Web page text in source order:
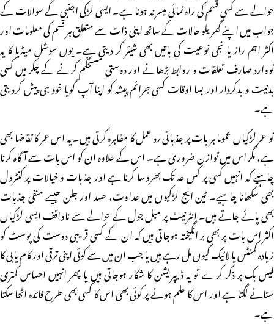
حوالے سے کسی قسم کی راہ نمائی میسر نہ ہونا ہے۔ ایسی لڑکی اجنبی کے سوالات کے
جواب میں اپنے گھریلو حالات کے ساتھ اپنی ذات سے متعلق ہر قسم کی معلومات اور
اکثر اہم راز یا نجی نوعیت کی باتیں بھی شیئر کر دیتی ہے۔ یوں سوشل میڈیا کا یہ
نووارد صارف تعلقات و روابط بڑھانے اور دوستی مستحکم کرنے کے چکر میں کسی
بدنیت و بدکردار اور بسا اوقات کسی جرائم پیشہ کو اپنا آپ گویا خود ہی پیش کردیتی
ہے۔
نو عمر لڑکیاں عموما ہر بات پر جذباتی رد عمل کا مظاہرہ کرتی ہیں۔ یہ اس عمر کا تقاضا بھی
ہے، مگر اس میں توازن ضروری ہے۔ اس کے علاوہ ان کو اس بات سے آگاہ کرنا
چاہیے کہ انہیں کسی پر کس حد تک بھروسا کرنا ہے اور جذبات و خیالات پر کنٹرول
بھی سکھانا چاہیے۔ ٹین ایج لڑکیوں میں عداوت، حسد اور جلن جیسے منفی جذبات
بھی پائے جاتے ہیں۔ انٹرنیٹ پر میل جول کے حوالے سے ناواقف ایسی لڑکیاں
اکثر اس بات پر بھی بر انگیختہ ہوجاتی ہیں کہ ان کے کسی قریبی دوست کی پوسٹ کو
زیادہ کمنٹس یا لائیک کیوں مل رہے ہیں یا جب ان میں سے کوئی اپنی ترقی اور کام یابی کا
فیس بک پر ذکر کرے تو یہ ڈیپریشن کا شکار ہوجاتی ہیں یا پھر انہیں احساس کمتری
ستانے لگتا ہے اور اس کا علم ہونے پر کوئی بھی اس کا کسی بھی طرح فائدہ اٹھا سکتا
ہے۔